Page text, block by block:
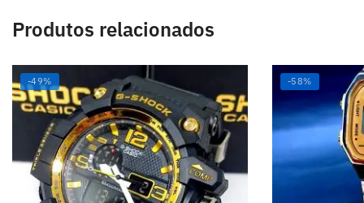
Produtos relacionados
-49% -58%